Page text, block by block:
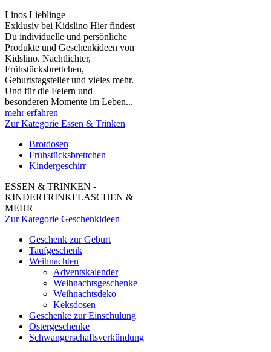
Linos Lieblinge
Exklusiv bei Kidslino Hier findest
Du individuelle und persönliche
Produkte und Geschenkideen von
Kidslino. Nachtlichter,
Frühstücksbrettchen,
Geburtstagsteller und vieles mehr.
Und für die Feiern und
besonderen Momente im Leben...
mehr erfahren
Zur Kategorie Essen & Trinken
Brotdosen
Frühstücksbrettchen
Kindergeschirr
ESSEN & TRINKEN -
KINDERTRINKFLASCHEN &
MEHR
Zur Kategorie Geschenkideen
Geschenk zur Geburt
Taufgeschenk
Weihnachten
Adventskalender
Weihnachtsgeschenke
Weihnachtsdeko
Keksdosen
Geschenke zur Einschulung
Ostergeschenke
Schwangerschaftsverkündung